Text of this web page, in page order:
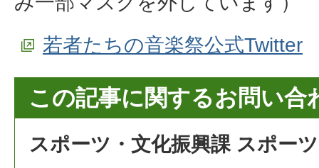
若者たちの音楽祭公式Twitter
この記事に関するお問い合
スポーツ・文化振興課 スポー